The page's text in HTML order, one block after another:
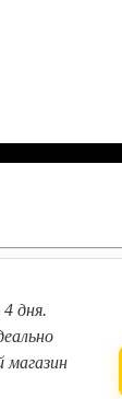
дня.
магазин